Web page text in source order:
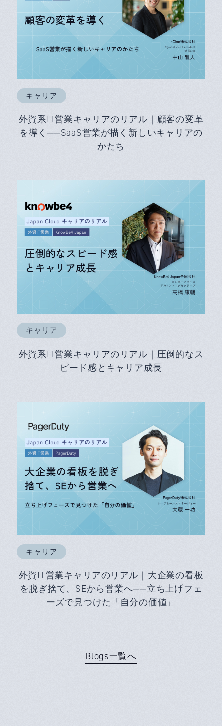
キャリア
外資系IT営業キャリアのリアル｜顧客の変革
を導く──SaaS営業が描く新しいキャリアの
かたち
キャリア
外資系IT営業キャリアのリアル｜圧倒的なス
ピード感とキャリア成長
キャリア
外資IT営業キャリアのリアル｜大企業の看板
を脱ぎ捨て、SEから営業へ──立ち上げフェ
ーズで見つけた「自分の価値」
Blogs一覧へ